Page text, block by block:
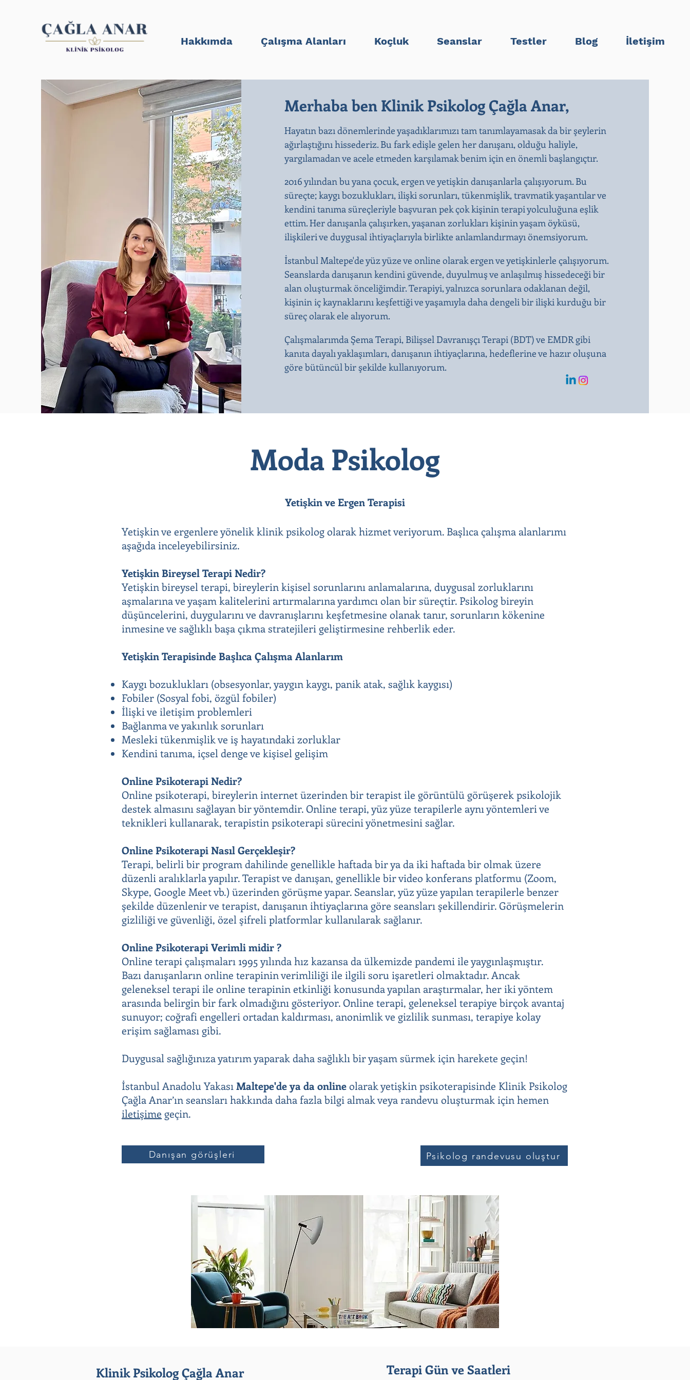
Hakkımda Çalışma Alanları Koçluk Seanslar Testler Blog İletişim
Merhaba ben Klinik Psikolog Çağla Anar,
Hayatın bazı dönemlerinde yaşadıklarımızı tam tanımlayamasak da bir şeylerin
ağırlaştığını hissederiz. Bu fark edişle gelen her danışanı, olduğu haliyle,
yargılamadan ve acele etmeden karşılamak benim için en önemli başlangıçtır.​
2016 yılından bu yana çocuk, ergen ve yetişkin danışanlarla çalışıyorum. Bu
süreçte; kaygı bozuklukları, ilişki sorunları, tükenmişlik, travmatik yaşantılar ve
kendini tanıma süreçleriyle başvuran pek çok kişinin terapi yolculuğuna eşlik
ettim. Her danışanla çalışırken, yaşanan zorlukları kişinin yaşam öyküsü,
ilişkileri ve duygusal ihtiyaçlarıyla birlikte anlamlandırmayı önemsiyorum.
İstanbul Maltepe'de yüz yüze ve online olarak ergen ve yetişkinlerle çalışıyorum.
Seanslarda danışanın kendini güvende, duyulmuş ve anlaşılmış hissedeceği bir
alan oluşturmak önceliğimdir. Terapiyi, yalnızca sorunlara odaklanan değil,
kişinin iç kaynaklarını keşfettiği ve yaşamıyla daha dengeli bir ilişki kurduğu bir
süreç olarak ele alıyorum.
Çalışmalarımda Şema Terapi, Bilişsel Davranışçı Terapi (BDT) ve EMDR gibi
kanıta dayalı yaklaşımları, danışanın ihtiyaçlarına, hedeflerine ve hazır oluşuna
göre bütüncül bir şekilde kullanıyorum.
Moda Psikolog
Yetişkin ve Ergen Terapisi
Yetişkin ve ergenlere yönelik klinik psikolog olarak hizmet veriyorum. Başlıca çalışma alanlarımı
aşağıda inceleyebilirsiniz.
Yetişkin Bireysel Terapi Nedir?
Yetişkin bireysel terapi, bireylerin kişisel sorunlarını anlamalarına, duygusal zorluklarını
aşmalarına ve yaşam kalitelerini artırmalarına yardımcı olan bir süreçtir. Psikolog bireyin
düşüncelerini, duygularını ve davranışlarını keşfetmesine olanak tanır, sorunların kökenine
inmesine ve sağlıklı başa çıkma stratejileri geliştirmesine rehberlik eder.
Yetişkin Terapisinde Başlıca Çalışma Alanlarım
Kaygı bozuklukları (obsesyonlar, yaygın kaygı, panik atak, sağlık kaygısı)
Fobiler (Sosyal fobi, özgül fobiler)
İlişki ve iletişim problemleri
Bağlanma ve yakınlık sorunları
Mesleki tükenmişlik ve iş hayatındaki zorluklar
Kendini tanıma, içsel denge ve kişisel gelişim
Online Psikoterapi Nedir?
Online psikoterapi, bireylerin internet üzerinden bir terapist ile görüntülü görüşerek psikolojik
destek almasını sağlayan bir yöntemdir. Online terapi, yüz yüze terapilerle aynı yöntemleri ve
teknikleri kullanarak, terapistin psikoterapi sürecini yönetmesini sağlar.
Online Psikoterapi Nasıl Gerçekleşir?
Terapi, belirli bir program dahilinde genellikle haftada bir ya da iki haftada bir olmak üzere
düzenli aralıklarla yapılır. Terapist ve danışan, genellikle bir video konferans platformu (Zoom,
Skype, Google Meet vb.) üzerinden görüşme yapar. Seanslar, yüz yüze yapılan terapilerle benzer
şekilde düzenlenir ve terapist, danışanın ihtiyaçlarına göre seansları şekillendirir. Görüşmelerin
gizliliği ve güvenliği, özel şifreli platformlar kullanılarak sağlanır.
Online Psikoterapi Verimli midir ?
Online terapi çalışmaları 1995 yılında hız kazansa da ülkemizde pandemi ile yaygınlaşmıştır.
Bazı danışanların online terapinin verimliliği ile ilgili soru işaretleri olmaktadır. Ancak
geleneksel terapi ile online terapinin etkinliği konusunda yapılan araştırmalar, her iki yöntem
arasında belirgin bir fark olmadığını gösteriyor. Online terapi, geleneksel terapiye birçok avantaj
sunuyor; coğrafi engelleri ortadan kaldırması, anonimlik ve gizlilik sunması, terapiye kolay
erişim sağlaması gibi.
Duygusal sağlığınıza yatırım yaparak daha sağlıklı bir yaşam sürmek için harekete geçin!
İstanbul Anadolu Yakası Maltepe'deya da onlineolarak yetişkin psikoterapisinde Klinik Psikolog
Çağla Anar’ın seansları hakkında daha fazla bilgi almak veya randevu oluşturmak için hemen
iletişime geçin.
Danışan görüşleri Psikolog randevusu oluştur
Klinik Psikolog Çağla Anar Terapi Gün ve Saatleri